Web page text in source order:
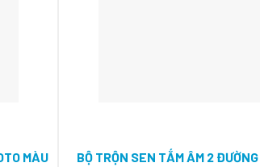
MÀU
BỘ TRỘN SEN TẮM ÂM 2